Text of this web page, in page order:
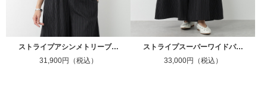
ストライプアシンメトリーブ…
31,900円（税込）
ストライプスーパーワイドパ…
33,000円（税込）